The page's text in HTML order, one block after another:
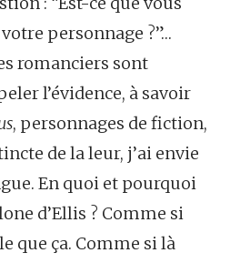
personnage ?”…
romanciers sont
l’évidence, à savoir
, personnages de fiction,
de la leur, j’ai envie
En quoi et pourquoi
d’Ellis ? Comme si
que ça. Comme si là